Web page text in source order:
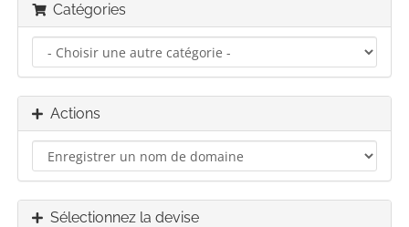
Catégories
Actions
Sélectionnez la devise